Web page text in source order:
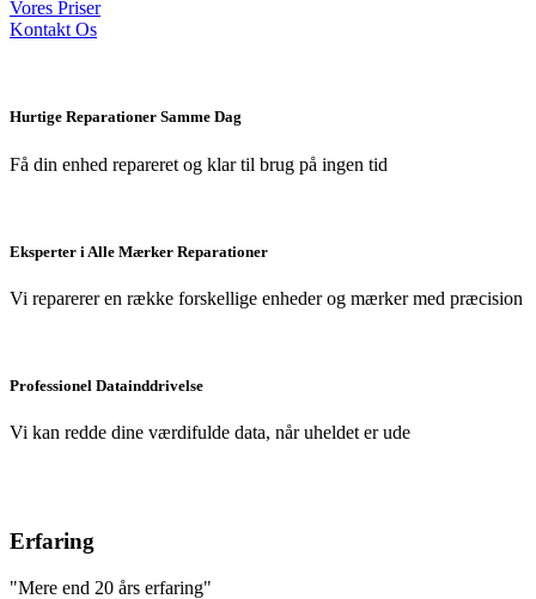
Vores Priser
Kontakt Os
Hurtige Reparationer Samme Dag
Få din enhed repareret og klar til brug på ingen tid
Eksperter i Alle Mærker Reparationer
Vi reparerer en række forskellige enheder og mærker med præcision
Professionel Datainddrivelse
Vi kan redde dine værdifulde data, når uheldet er ude
Erfaring
"Mere end 20 års erfaring"